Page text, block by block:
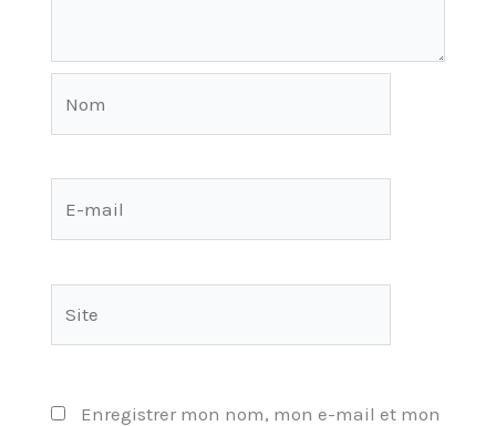
Enregistrer mon nom, mon e-mail et mon